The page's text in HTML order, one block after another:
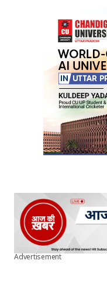
Advertisement